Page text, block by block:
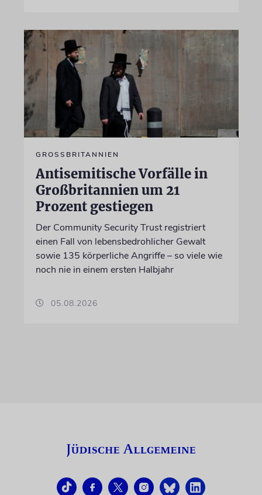
GROSSBRITANNIEN
Antisemitische Vorfälle in
Großbritannien um 21
Prozent gestiegen
Der Community Security Trust registriert
einen Fall von lebensbedrohlicher Gewalt
sowie 135 körperliche Angriffe – so viele wie
noch nie in einem ersten Halbjahr
05.08.2026